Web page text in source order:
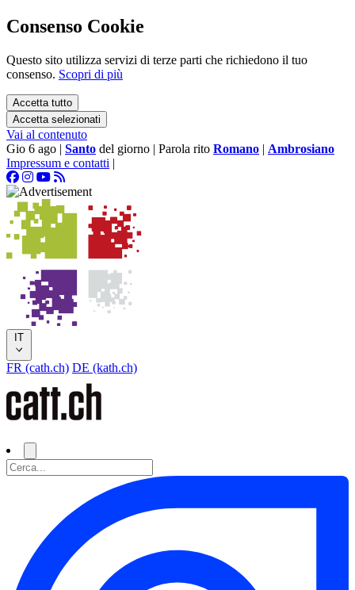
Consenso Cookie
Questo sito utilizza servizi di terze parti che richiedono il tuo
consenso. Scopri di più
Accetta tutto
Accetta selezionati
Vai al contenuto
Gio 6 ago | Santo del giorno | Parola rito Romano | Ambrosiano
Impressum e contatti |
IT
FR (cath.ch) DE (kath.ch)